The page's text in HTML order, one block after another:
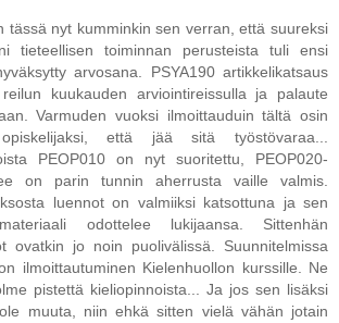
tässä nyt kumminkin sen verran, että suureksi
tieteellisen toiminnan perusteista tuli ensi
arvosana. PSYA190 artikkelikatsaus
kuukauden arviointireissulla ja palaute
Varmuden vuoksi ilmoittauduin tältä osin
että jää sitä työstövaraa...
PEOP010 on nyt suoritettu, PEOP020-
on parin tunnin aherrusta vaille valmis.
luennot on valmiiksi katsottuna ja sen
odottelee lukijaansa. Sittenhän
ovatkin jo noin puolivälissä. Suunnitelmissa
ilmoittautuminen Kielenhuollon kurssille. Ne
pistettä kieliopinnoista... Ja jos sen lisäksi
muuta, niin ehkä sitten vielä vähän jotain